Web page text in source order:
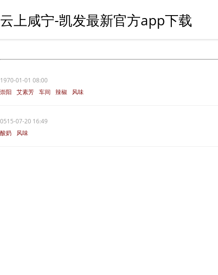
云上咸宁-凯发最新官方app下载
1970-01-01 08:00
崇阳
艾素芳 车间 辣椒 风味
0515-07-20 16:49
酸奶
风味